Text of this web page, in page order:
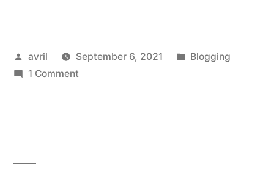
Posted
by
avril September 6, 2021
Posted
Blogging
1 Commenton